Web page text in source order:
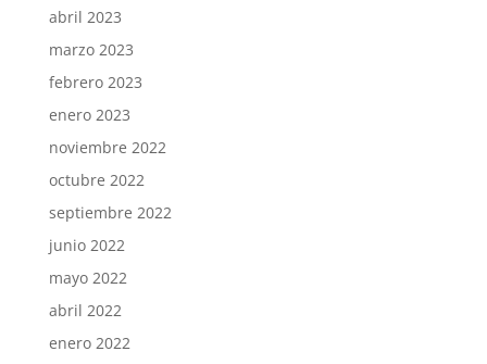
abril 2023
marzo 2023
febrero 2023
enero 2023
noviembre 2022
octubre 2022
septiembre 2022
junio 2022
mayo 2022
abril 2022
enero 2022